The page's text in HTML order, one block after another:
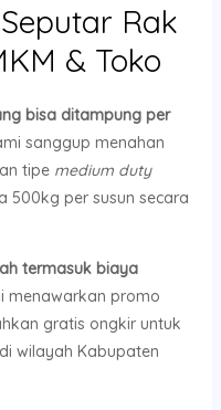
Rak
& Toko
bisa ditampung per
sanggup menahan
tipe medium duty
500kg per susun secara
termasuk biaya
menawarkan promo
gratis ongkir untuk
wilayah Kabupaten